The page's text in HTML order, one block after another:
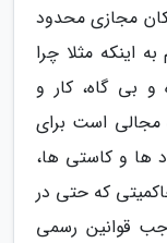
مجازی محدود
اینکه مثلا چرا
بی گاه، کار و
مجالی است برای
ها و کاستی ها،
که حتی در
قوانین رسمی